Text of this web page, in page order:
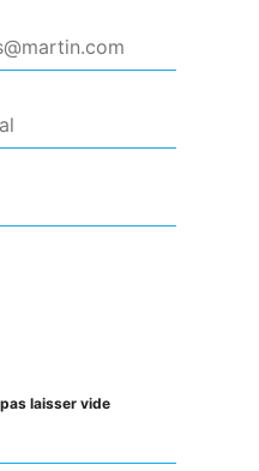
laisser vide